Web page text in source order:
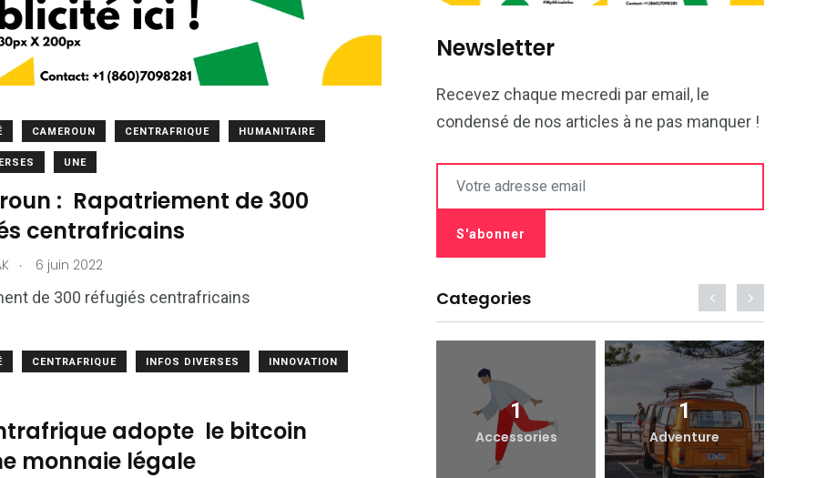
CAMEROUN CENTRAFRIQUE HUMANITAIRE
UNE
: Rapatriement de 300
centrafricains
. 6 juin 2022
de 300 réfugiés centrafricains
CENTRAFRIQUE INFOS DIVERSES INNOVATION
adopte le bitcoin
monnaie légale
Newsletter
Recevez chaque mecredi par email, le
condensé de nos articles à ne pas manquer !
Categories
Yomadic Zambie
1
Accessories
1
Adventure